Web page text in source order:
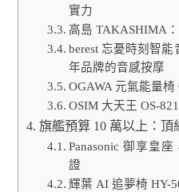
實力
高島 TAKASHIMA
berest 忘憂時刻智
年品牌的音感按摩
OGAWA 元氣能量
OSIM 大天王 OS-
旗艦預算 10 萬以上：頂
Panasonic 御享皇
證
輝葉 AI 追夢椅 HY-